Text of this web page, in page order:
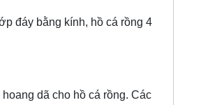
đáy bằng kính, hồ cá rồng 4
dã cho hồ cá rồng. Các